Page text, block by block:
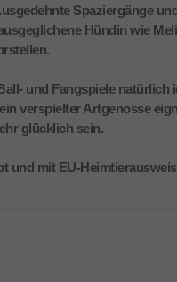
Spaziergänge
Hündin wie
und Fangspiele natürlich
verspielter Artgenosse
glücklich sein.
und mit EU-